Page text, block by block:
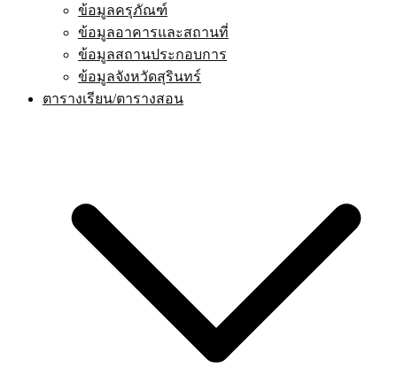
ข้อมูลครุภัณฑ์
ข้อมูลอาคารและสถานที่
ข้อมูลสถานประกอบการ
ข้อมูลจังหวัดสุรินทร์
ตารางเรียน/ตารางสอน